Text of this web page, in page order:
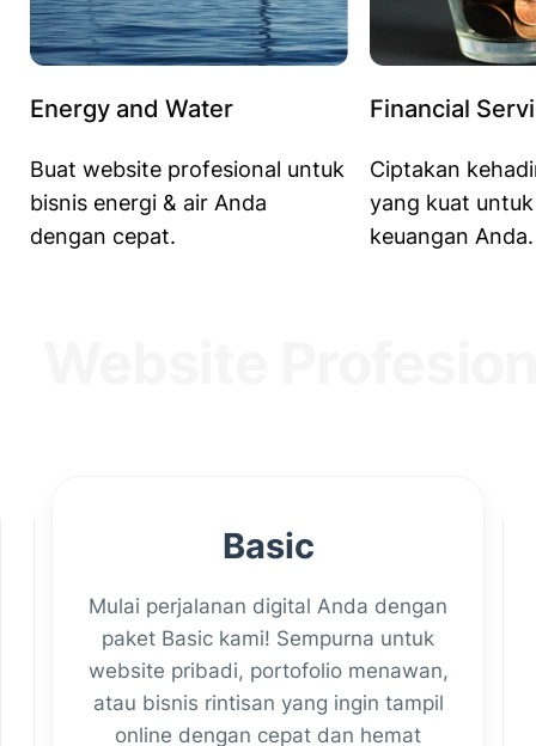
Energy and Water
Buat website profesional untuk
bisnis energi & air Anda
dengan cepat.
Financial
Ciptakan
yang kuat
keuangan Anda.
Basic
Mulai perjalanan digital Anda dengan
paket Basic kami! Sempurna untuk
website pribadi, portofolio menawan,
atau bisnis rintisan yang ingin tampil
online dengan cepat dan hemat